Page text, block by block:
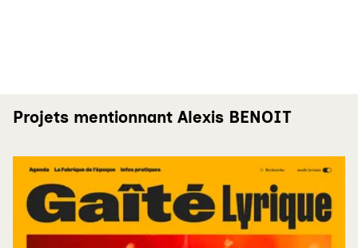
Projets mentionnant Alexis BENOIT